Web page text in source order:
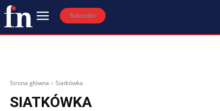
Subscribe
Strona główna Siatkówka
SIATKÓWKA